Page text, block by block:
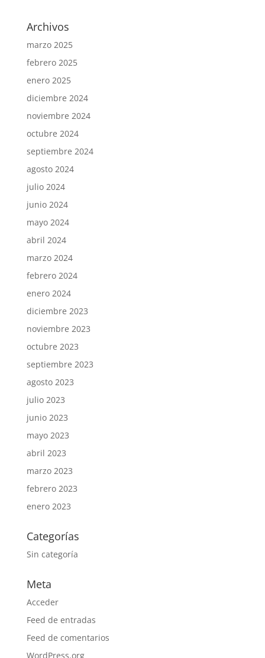
Archivos
marzo 2025
febrero 2025
enero 2025
diciembre 2024
noviembre 2024
octubre 2024
septiembre 2024
agosto 2024
julio 2024
junio 2024
mayo 2024
abril 2024
marzo 2024
febrero 2024
enero 2024
diciembre 2023
noviembre 2023
octubre 2023
septiembre 2023
agosto 2023
julio 2023
junio 2023
mayo 2023
abril 2023
marzo 2023
febrero 2023
enero 2023
Categorías
Sin categoría
Meta
Acceder
Feed de entradas
Feed de comentarios
WordPress.org